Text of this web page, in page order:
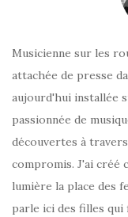
Musicienne sur les
attachée de presse
aujourd'hui installée
passionnée de
découvertes à
compromis. J'ai créé
lumière la place des
parle ici des filles